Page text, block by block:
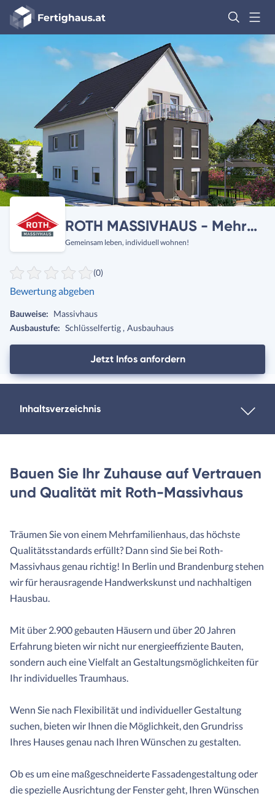
Fertighaus
Logo
Anmelden
ROTH MASSIVHAUS - Mehrfamilienhäuser
Gemeinsam leben, individuell wohnen!
(0)
Bewertung abgeben
Bauweise: Massivhaus
Ausbaustufe: Schlüsselfertig Ausbauhaus
Jetzt Infos anfordern
Inhaltsverzeichnis
Bauen Sie Ihr Zuhause auf Vertrauen
und Qualität mit Roth-Massivhaus
Träumen Sie von einem Mehrfamilienhaus, das höchste
Qualitätsstandards erfüllt? Dann sind Sie bei Roth-
Massivhaus genau richtig! In Berlin und Brandenburg stehen
wir für herausragende Handwerkskunst und nachhaltigen
Hausbau.
Mit über 2.900 gebauten Häusern und über 20 Jahren
Erfahrung bieten wir nicht nur energieeffiziente Bauten,
sondern auch eine Vielfalt an Gestaltungsmöglichkeiten für
Ihr individuelles Traumhaus.
Wenn Sie nach Flexibilität und individueller Gestaltung
suchen, bieten wir Ihnen die Möglichkeit, den Grundriss
Ihres Hauses genau nach Ihren Wünschen zu gestalten.
Ob es um eine maßgeschneiderte Fassadengestaltung oder
die spezielle Ausrichtung der Fenster geht, Ihren Wünschen